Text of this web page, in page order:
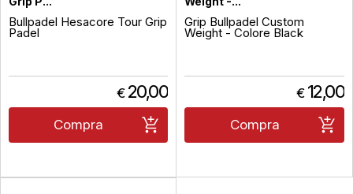
Bullpadel Hesacore Tour Grip
Padel
€ 20,00
Compra
Grip Bullpadel Custom
Weight - Colore Black
€ 12,00
Compra